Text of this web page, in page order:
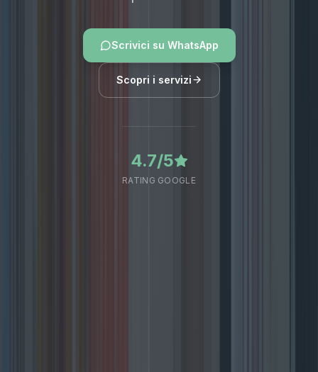
Scrivici su WhatsApp
Scopri i servizi
4.7/5
RATING GOOGLE